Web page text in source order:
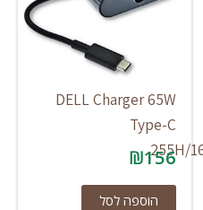
255H/
DELL Charger 65W
Type-C
₪156
הוספה לסל